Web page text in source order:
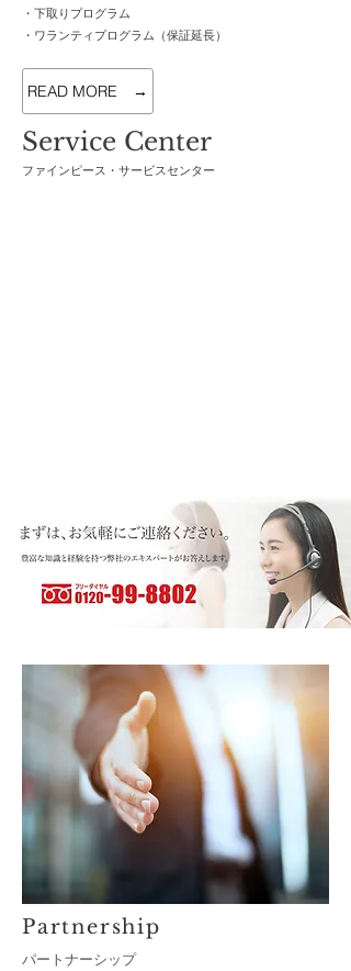
・下取りプログラム
・ワランティプログラム（保証延長）
READ MORE →
Service Center
​ファインピース・サービスセンター
Partnership
パートナーシップ